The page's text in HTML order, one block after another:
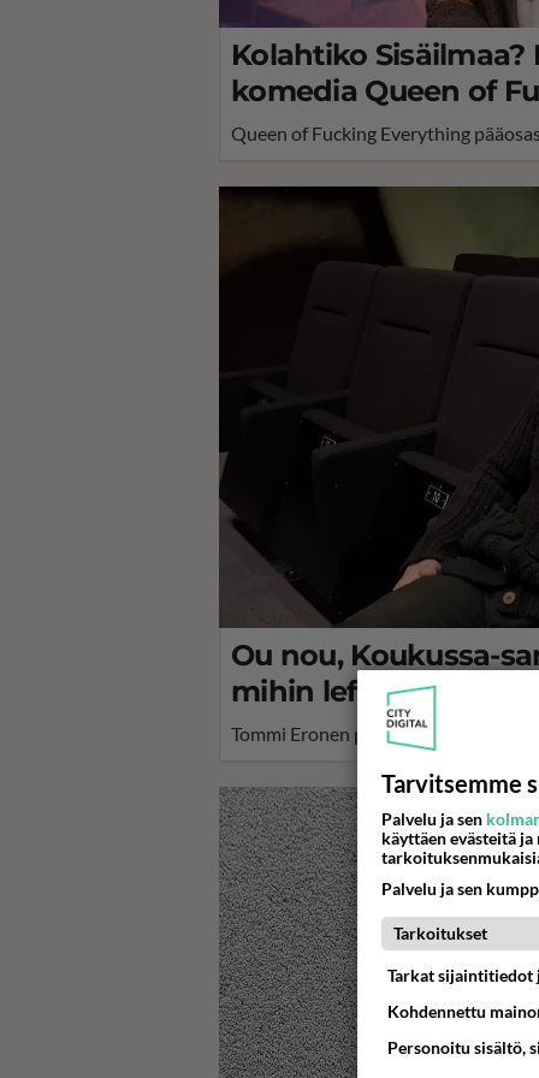
Kolahtiko
komedia Queen of
Queen of Fucking Everything
Ou nou, Koukussa-
mihin leffaan Tommi
Tommi Eronen paljastaa
Tarvitsemme
Palvelu ja sen
käyttäen evästeitä
Palvelu ja sen
Tarkoitukset
Tarkat sijaintitiedot
Kohdennettu
Personoitu sisältö,